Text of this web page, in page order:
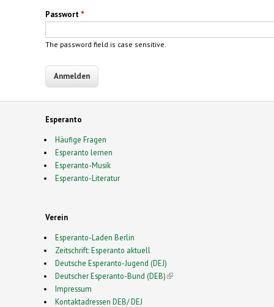
Passwort *
The password field is case sensitive.
Esperanto
Häufige Fragen
Esperanto lernen
Esperanto-Musik
Esperanto-Literatur
Verein
Esperanto-Laden Berlin
Zeitschrift: Esperanto aktuell
Deutsche Esperanto-Jugend (DEJ)
Deutscher Esperanto-Bund (DEB)(link is external)
Impressum
Kontaktadressen DEB/ DEJ